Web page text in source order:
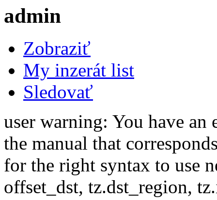
admin
Zobraziť
My inzerát list
Sledovať
user warning: You have
the manual that
for the right syntax to use
offset_dst, tz.dst_region,